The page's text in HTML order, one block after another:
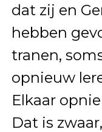
dat zij en
hebben
tranen,
opnieuw
Elkaar
Dat is